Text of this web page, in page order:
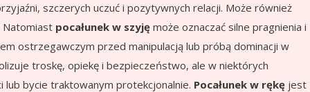
szczerych uczuć i pozytywnych relacji. Może również
Natomiast pocałunek w szyję może oznaczać silne pragnienia i
ostrzegawczym przed manipulacją lub próbą dominacji w
troskę, opiekę i bezpieczeństwo, ale w niektórych
lub bycie traktowanym protekcjonalnie. Pocałunek w rękę jest